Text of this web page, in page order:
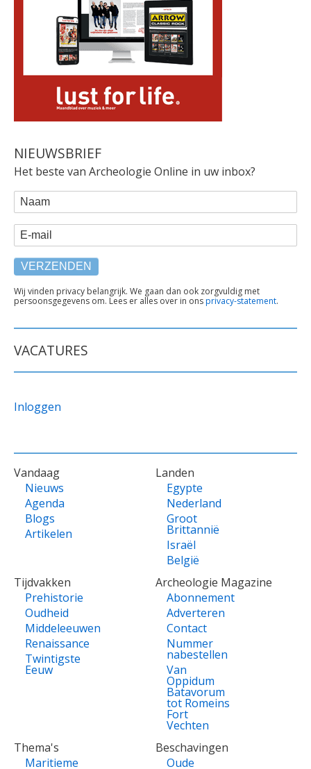
NIEUWSBRIEF
Het beste van Archeologie Online in uw inbox?
WEBFORM
Naam
E-mail
TEKST
ONDER
Wij vinden privacy belangrijk. We gaan dan ook zorgvuldig met
persoonsgegevens om. Lees er alles over in onsprivacy-statement.
VACATURES
Inloggen
VOET
Vandaag
Nieuws
Agenda
Blogs
Artikelen
Landen
Egypte
Nederland
Groot
Brittannië
Israël
België
Tijdvakken
Prehistorie
Oudheid
Middeleeuwen
Renaissance
Twintigste
Eeuw
Archeologie Magazine
Abonnement
Adverteren
Contact
Nummer
nabestellen
Van
Oppidum
Batavorum
tot Romeins
Fort
Vechten
Thema's
Maritieme
Beschavingen
Oude